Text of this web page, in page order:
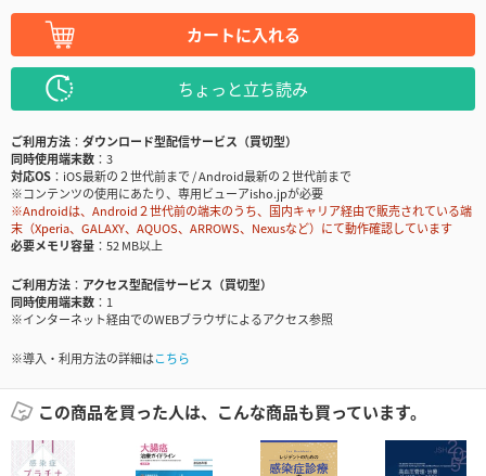
カートに入れる
ちょっと立ち読み
ご利用方法
ダウンロード型配信サービス（買切型）
同時使用端末数
3
対応OS
iOS最新の２世代前まで / Android最新の２世代前まで
※コンテンツの使用にあたり、専用ビューアisho.jpが必要
※Androidは、Android２世代前の端末のうち、国内キャリア経由で販売されている端
末（Xperia、GALAXY、AQUOS、ARROWS、Nexusなど）にて動作確認しています
必要メモリ容量
52 MB以上
ご利用方法
アクセス型配信サービス（買切型）
同時使用端末数
1
※インターネット経由でのWEBブラウザによるアクセス参照
※導入・利用方法の詳細はこちら
この商品を買った人は、こんな商品も買っています。